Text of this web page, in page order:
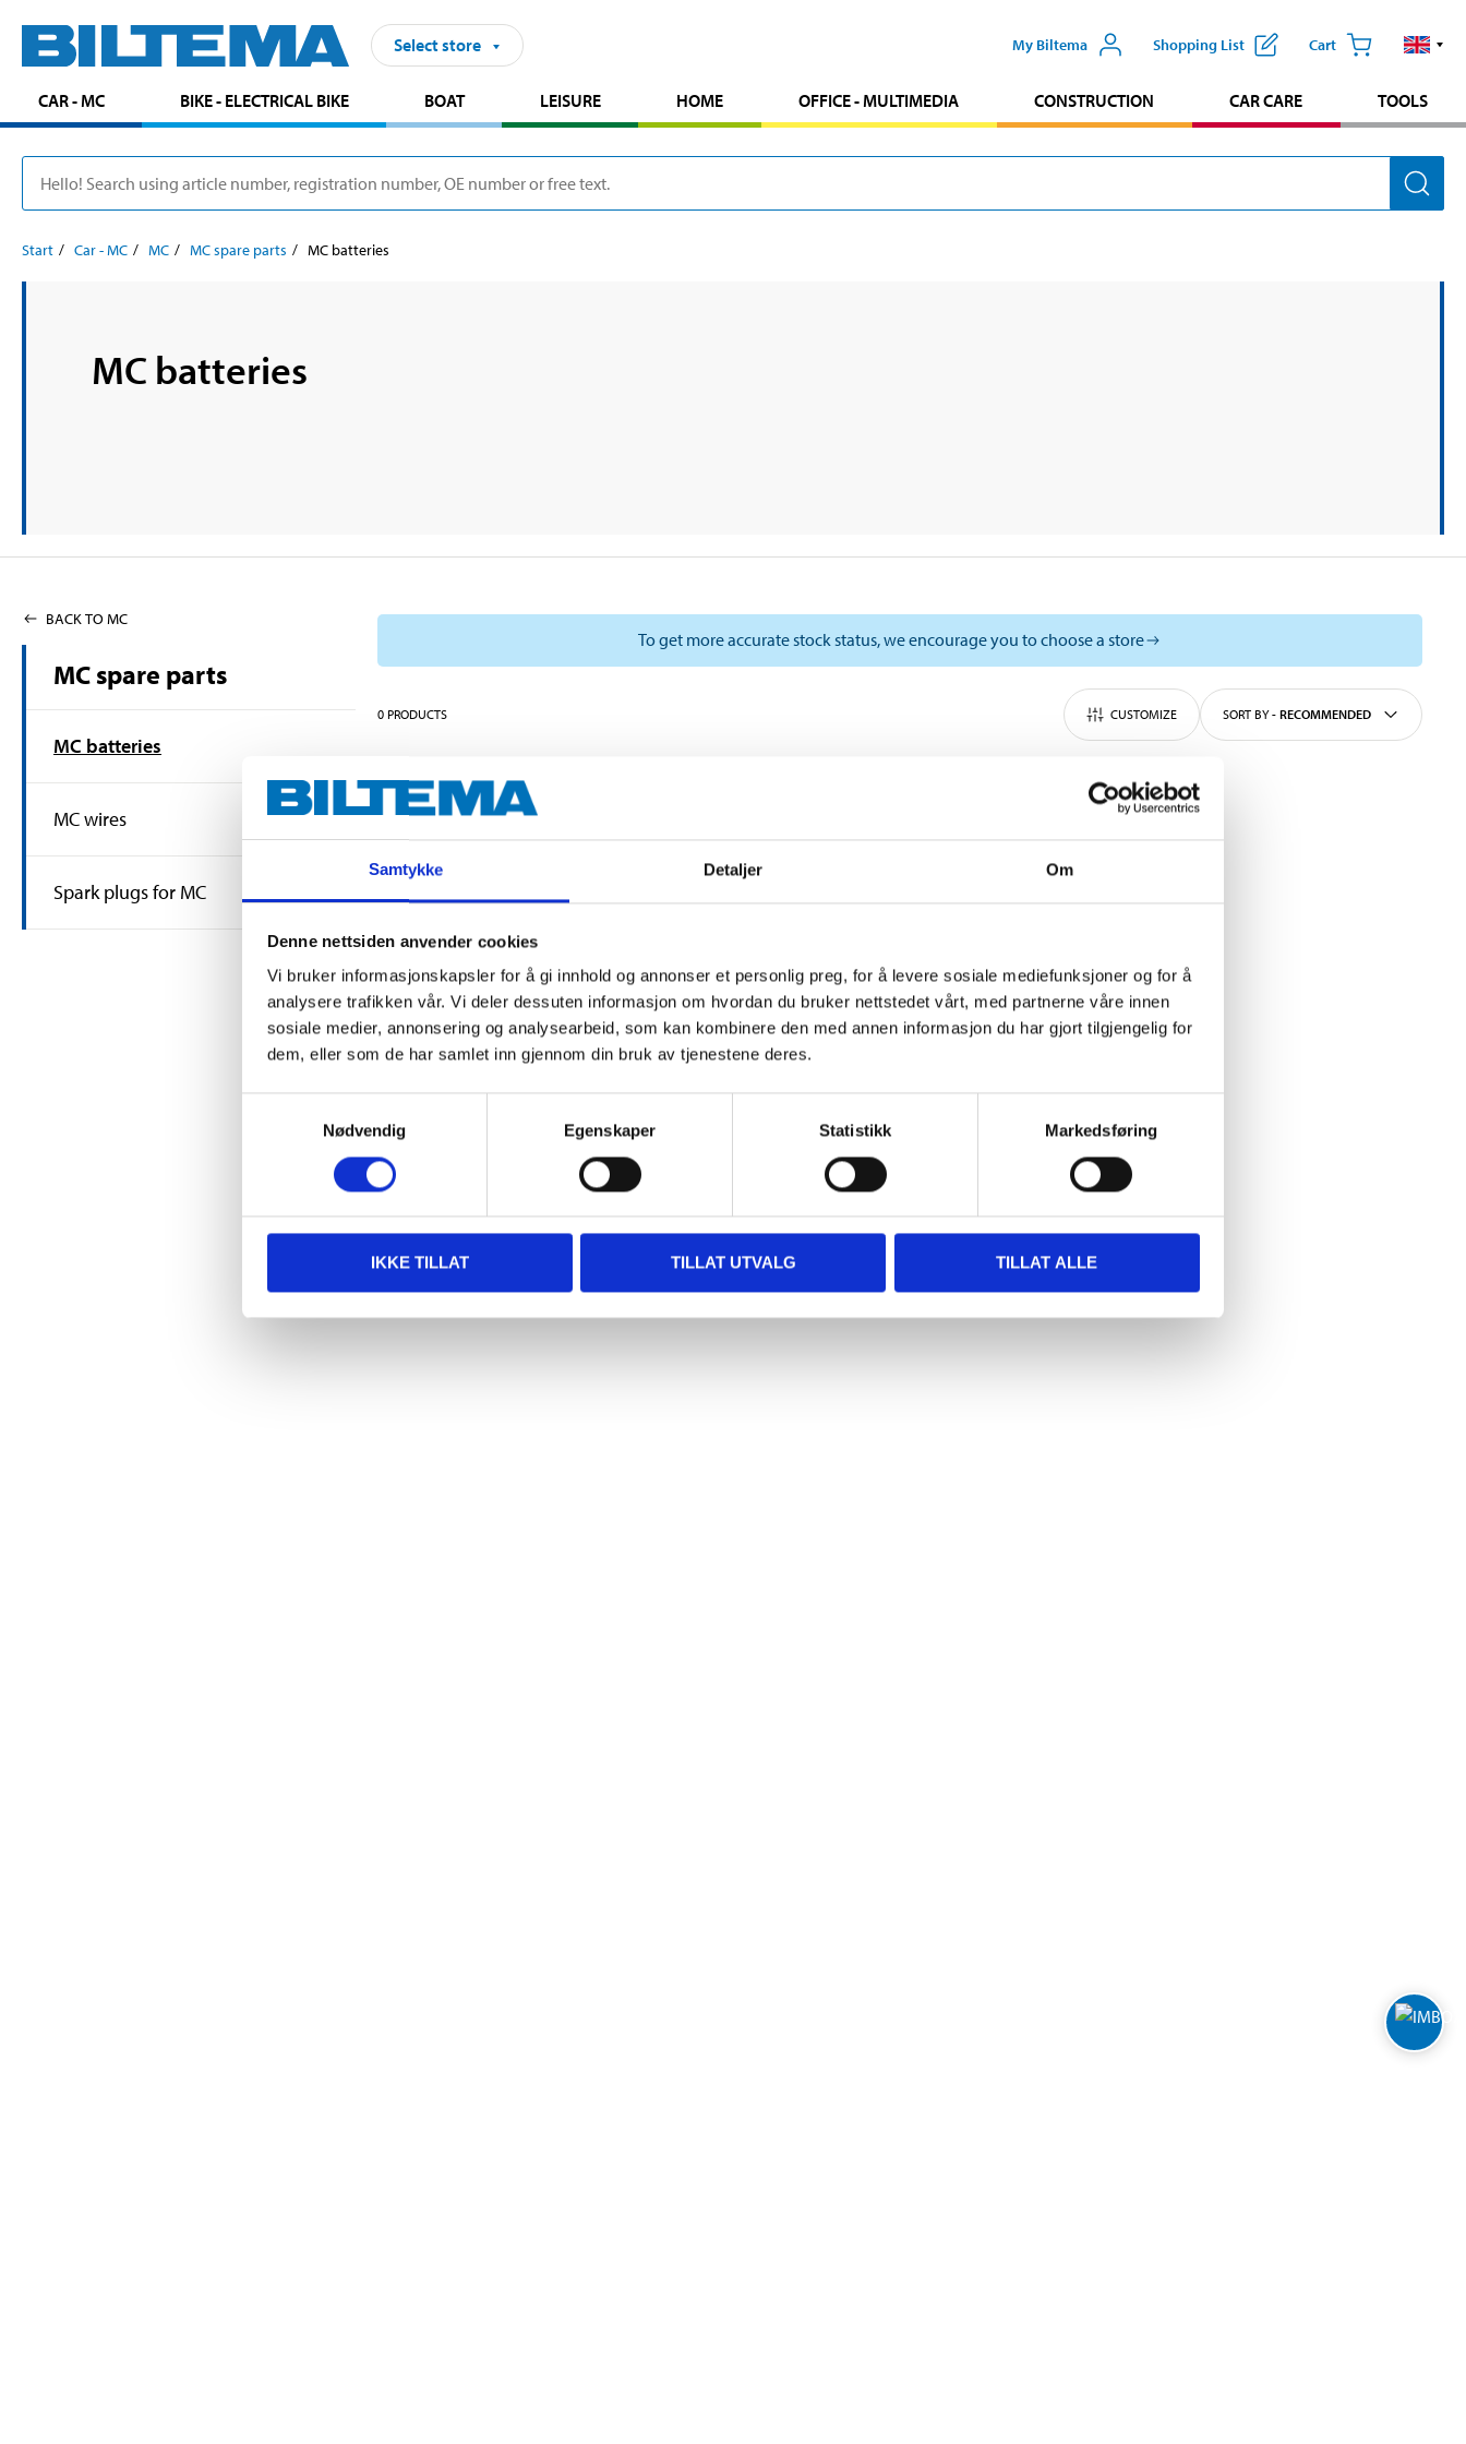
Samtykke Detaljer Om
Denne nettsiden anvender cookies
Vi bruker informasjonskapsler for å gi innhold og annonser et personlig preg, for å levere sosiale mediefunksjoner og for å
analysere trafikken vår. Vi deler dessuten informasjon om hvordan du bruker nettstedet vårt, med partnerne våre innen
sosiale medier, annonsering og analysearbeid, som kan kombinere den med annen informasjon du har gjort tilgjengelig for
dem, eller som de har samlet inn gjennom din bruk av tjenestene deres.
Nødvendig
Egenskaper Statistikk Markedsføring
IKKE TILLAT TILLAT UTVALG TILLAT ALLE
Select store My Biltema Shopping List Cart
CAR - MC BIKE - ELECTRICAL BIKE BOAT LEISURE HOME OFFICE - MULTIMEDIA CONSTRUCTION CAR CARE TOOLS
Start Car - MC MC MC spare parts MC batteries
MC batteries
BACK TO MC
MC spare parts
MC batteries
MC wires
Spark plugs for MC
To get more accurate stock status, we encourage you to choose a store
0 PRODUCTS CUSTOMIZE SORT BY- RECOMMENDED